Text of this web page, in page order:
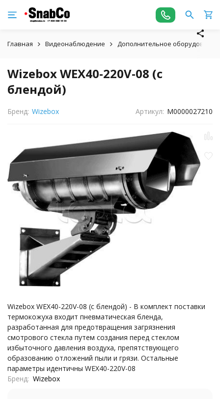
Главная Видеонаблюдение Дополнительное
Wizebox WEX40-220V-08 (с
блендой)
Бренд: Wizebox Артикул: М0000027210
Wizebox WEX40-220V-08 (с блендой) - В комплект поставки
термокожуха входит пневматическая бленда,
разработанная для предотвращения загрязнения
смотрового стекла путем создания перед стеклом
избыточного давления воздуха, препятствующего
образованию отложений пыли и грязи. Остальные
параметры идентичны WEX40-220V-08
Бренд Wizebox